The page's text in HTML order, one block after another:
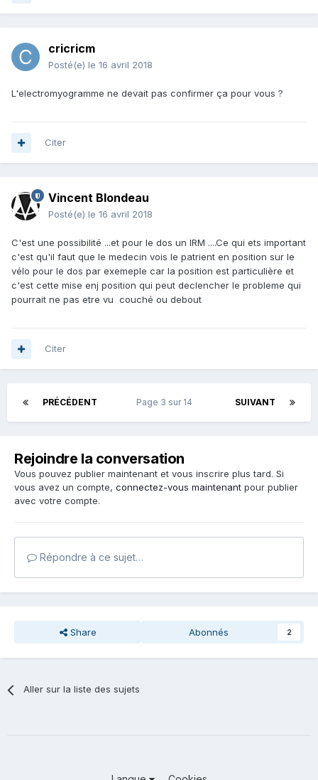
cricricm
Posté(e) le 16 avril 2018
L'electromyogramme ne devait pas confirmer ça pour vous ?
Citer
Vincent Blondeau
Posté(e) le 16 avril 2018
C'est une possibilité ...et pour le dos un IRM ....Ce qui ets important
c'est qu'il faut que le medecin vois le patrient en position sur le
vélo pour le dos par exemeple car la position est particulière et
c'est cette mise enj position qui peut declencher le probleme qui
pourrait ne pas etre vu couché ou debout
Citer
PRÉCÉDENT SUIVANT
Page 3 sur 14
Rejoindre la conversation
Vous pouvez publier maintenant et vous inscrire plus tard. Si
vous avez un compte, connectez-vous maintenant pour publier
avec votre compte.
Répondre à ce sujet…
Share Abonnés 2
Aller sur la liste des sujets